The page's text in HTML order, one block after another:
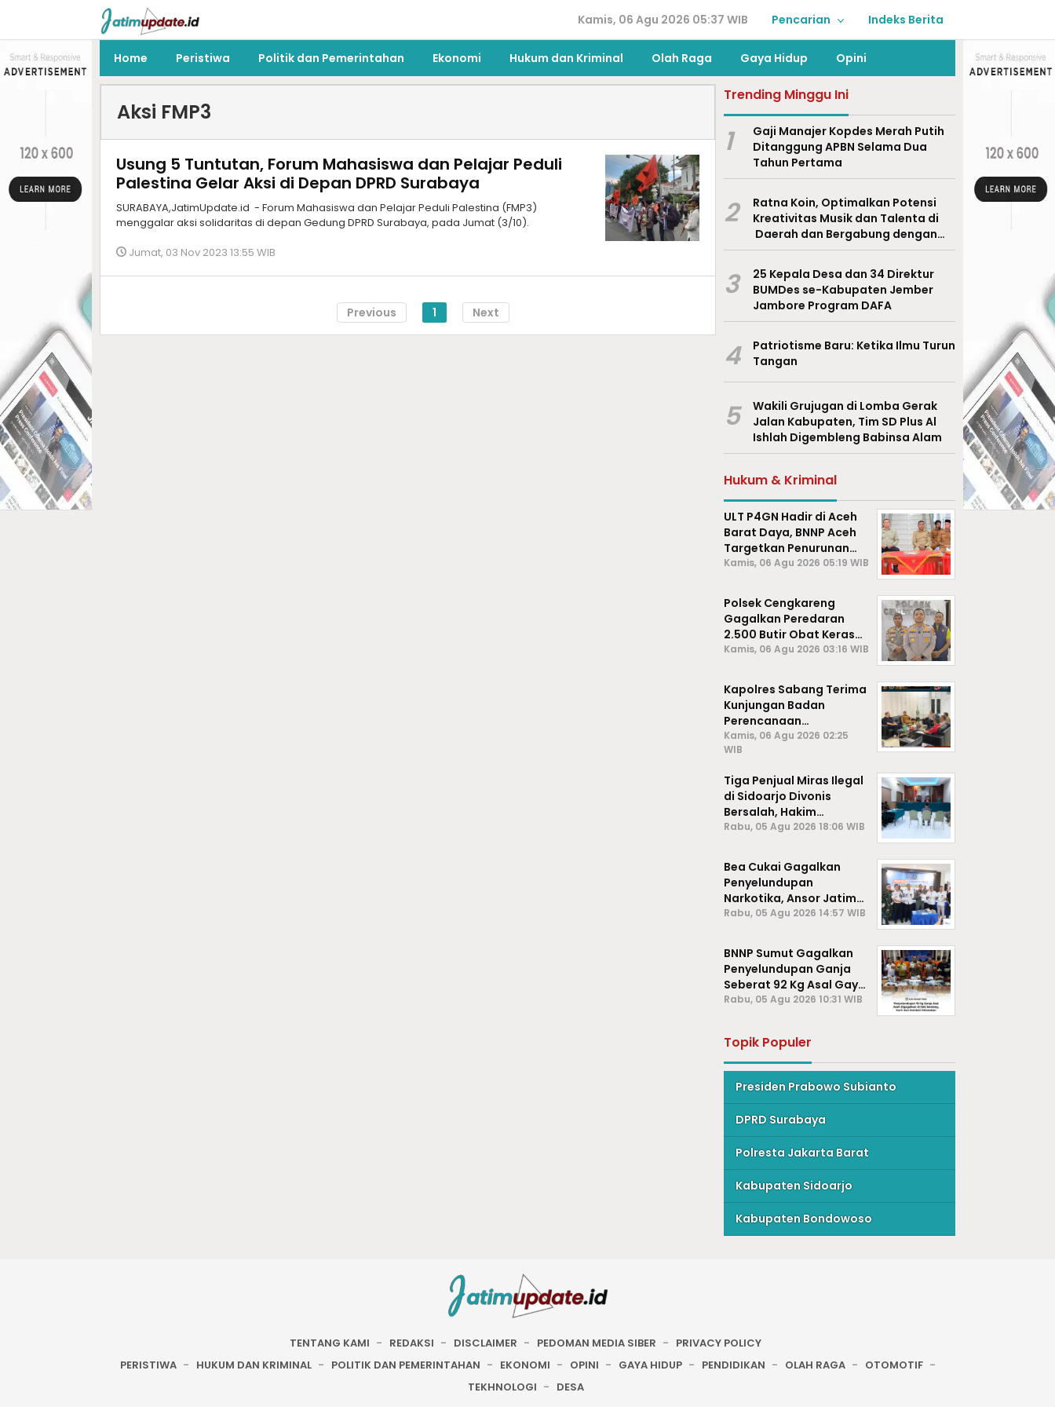
Kamis, 06 Agu 2026 05:37 WIB Pencarian Indeks Berita
Home Peristiwa Politik dan Pemerintahan Ekonomi Hukum dan Kriminal Olah Raga Gaya Hidup Opini
Aksi FMP3
Usung 5 Tuntutan, Forum Mahasiswa dan Pelajar Peduli
Palestina Gelar Aksi di Depan DPRD Surabaya
SURABAYA,JatimUpdate.id - Forum Mahasiswa dan Pelajar Peduli Palestina (FMP3)
menggalar aksi solidaritas di depan Gedung DPRD Surabaya, pada Jumat (3/10).
Jumat, 03 Nov 2023 13:55 WIB
Previous 1 Next
Trending Minggu Ini
1
Gaji Manajer Kopdes Merah Putih
Ditanggung APBN Selama Dua
Tahun Pertama
2
Ratna Koin, Optimalkan Potensi
Kreativitas Musik dan Talenta di
Daerah dan Bergabung dengan
Ekraf Pasuruan
3
25 Kepala Desa dan 34 Direktur
BUMDes se-Kabupaten Jember
Jambore Program DAFA
4
Patriotisme Baru: Ketika Ilmu Turun
Tangan
5
Wakili Grujugan di Lomba Gerak
Jalan Kabupaten, Tim SD Plus Al
Ishlah Digembleng Babinsa Alam
Hukum & Kriminal
ULT P4GN Hadir di Aceh
Barat Daya, BNNP Aceh
Targetkan Penurunan
Penyalahgunaan
Kamis, 06 Agu 2026 05:19 WIB
Polsek Cengkareng
Gagalkan Peredaran
2.500 Butir Obat Keras
Daftar G, Satu Pengedar
Kamis, 06 Agu 2026 03:16 WIB
Kapolres Sabang Terima
Kunjungan Badan
Perencanaan
Pembangunan Daerah
(BAPPEDA) Kota Sabang,
Kamis, 06 Agu 2026 02:25
WIB
Tiga Penjual Miras Ilegal
di Sidoarjo Divonis
Bersalah, Hakim
Jatuhkan Denda hingga
Rabu, 05 Agu 2026 18:06 WIB
Bea Cukai Gagalkan
Penyelundupan
Narkotika, Ansor Jatim
Negara Tak Kalah dari
Rabu, 05 Agu 2026 14:57 WIB
BNNP Sumut Gagalkan
Penyelundupan Ganja
Seberat 92 Kg Asal Gayo
Lues, Aceh.
Rabu, 05 Agu 2026 10:31 WIB
Topik Populer
Presiden Prabowo Subianto
DPRD Surabaya
Polresta Jakarta Barat
Kabupaten Sidoarjo
Kabupaten Bondowoso
TENTANG KAMI REDAKSI DISCLAIMER PEDOMAN MEDIA SIBER
PRIVACY POLICY
PERISTIWA
HUKUM DAN KRIMINAL POLITIK DAN PEMERINTAHAN EKONOMI OPINI GAYA HIDUP PENDIDIKAN OLAH RAGA
OTOMOTIF
TEKHNOLOGI
DESA